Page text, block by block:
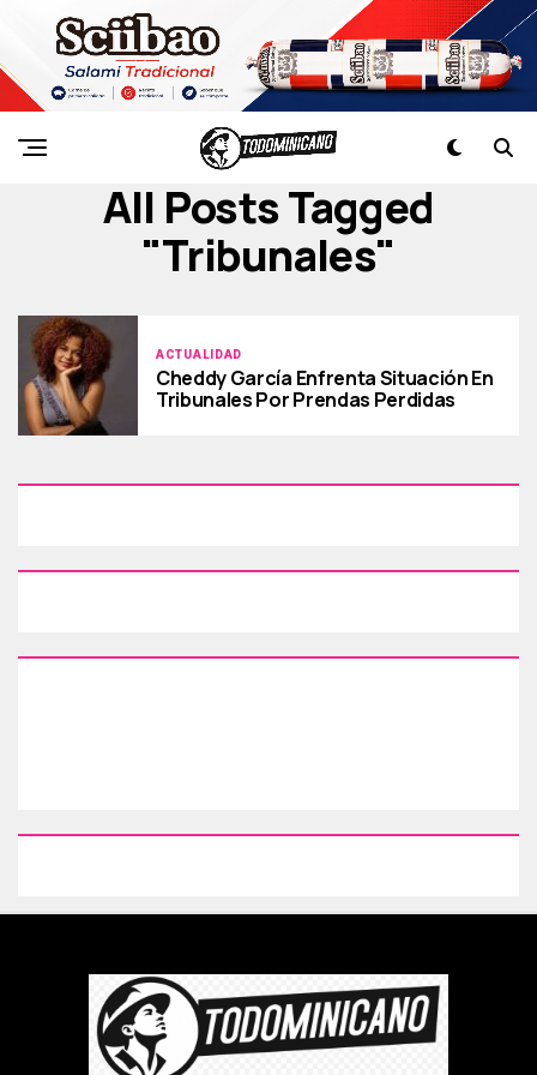
All Posts Tagged
"tribunales"
ACTUALIDAD
Cheddy García Enfrenta Situación En
Tribunales Por Prendas Perdidas